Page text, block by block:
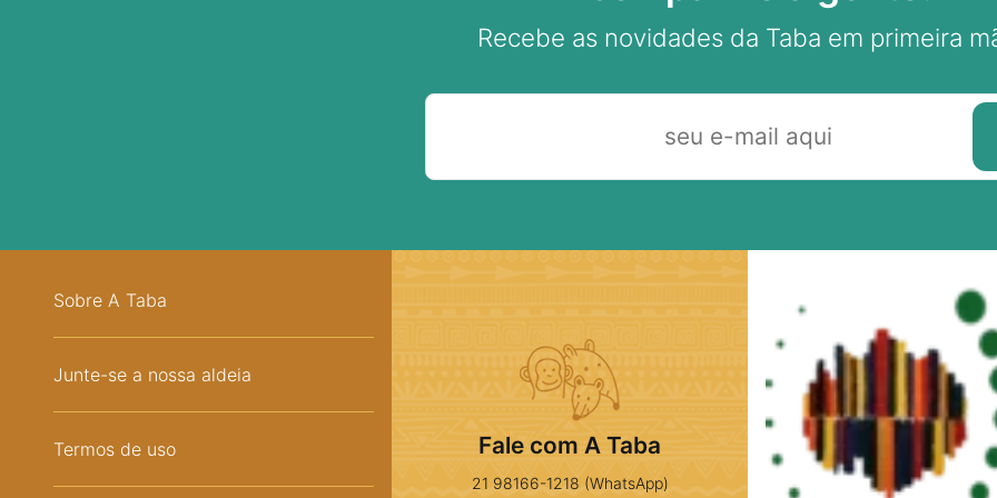
Recebe as novidades da Taba em primeira
Sobre A Taba
Junte-se a nossa aldeia
Termos de uso Fale com A Taba
21 98166-1218 (WhatsApp)